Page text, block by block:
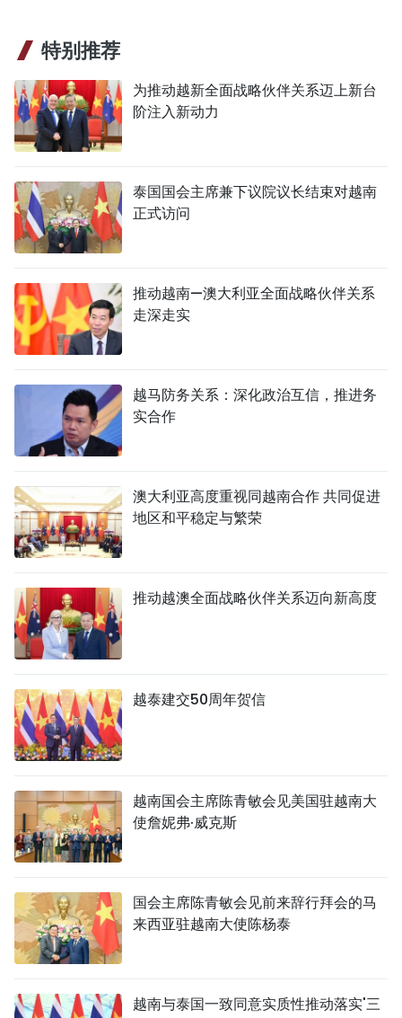
特别推荐
为推动越新全面战略伙伴关系迈上新台
阶注入新动力
泰国国会主席兼下议院议长结束对越南
正式访问
推动越南—澳大利亚全面战略伙伴关系
走深走实
越马防务关系：深化政治互信，推进务
实合作
澳大利亚高度重视同越南合作 共同促进
地区和平稳定与繁荣
推动越澳全面战略伙伴关系迈向新高度
越泰建交50周年贺信
越南国会主席陈青敏会见美国驻越南大
使詹妮弗·威克斯
国会主席陈青敏会见前来辞行拜会的马
来西亚驻越南大使陈杨泰
越南与泰国一致同意实质性推动落实'三